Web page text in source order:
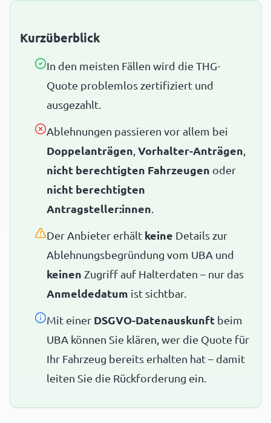
Kurzüberblick
In den meisten Fällen wird die THG-
Quote problemlos zertifiziert und
ausgezahlt.
Ablehnungen passieren vor allem bei
Doppelanträgen, Vorhalter-Anträgen,
nicht berechtigten Fahrzeugen oder
nicht berechtigten
Antragsteller:innen.
Der Anbieter erhält keine Details zur
Ablehnungsbegründung vom UBA und
keinen Zugriff auf Halterdaten – nur das
Anmeldedatum ist sichtbar.
Mit einer DSGVO-Datenauskunft beim
UBA können Sie klären, wer die Quote für
Ihr Fahrzeug bereits erhalten hat – damit
leiten Sie die Rückforderung ein.